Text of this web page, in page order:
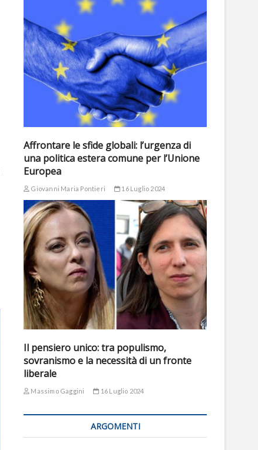
Affrontare le sfide globali: l’urgenza di
una politica estera comune per l’Unione
Europea
Giovanni Maria Pontieri 16 Luglio 2024
Il pensiero unico: tra populismo,
sovranismo e la necessità di un fronte
liberale
Massimo Gaggini 16 Luglio 2024
ARGOMENTI